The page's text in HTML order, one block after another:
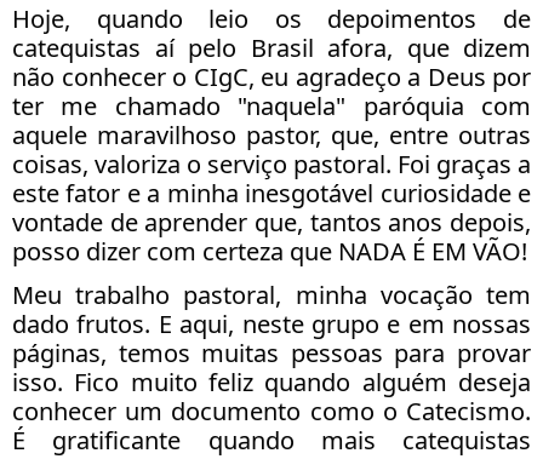
Hoje, quando leio os depoimentos de
catequistas aí pelo Brasil afora, que dizem
não conhecer o CIgC, eu agradeço a Deus por
ter me chamado "naquela" paróquia com
aquele maravilhoso pastor, que, entre outras
coisas, valoriza o serviço pastoral. Foi graças a
este fator e a minha inesgotável curiosidade e
vontade de aprender que, tantos anos depois,
posso dizer com certeza que NADA É EM VÃO!
Meu trabalho pastoral, minha vocação tem
dado frutos. E aqui, neste grupo e em nossas
páginas, temos muitas pessoas para provar
isso. Fico muito feliz quando alguém deseja
conhecer um documento como o Catecismo.
É gratificante quando mais catequistas